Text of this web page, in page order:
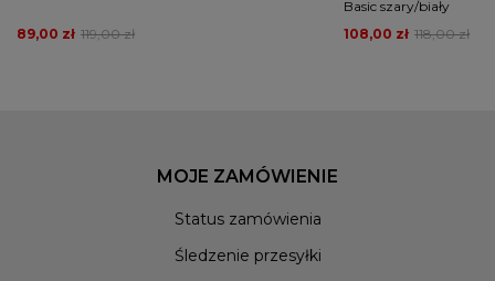
119,00 zł
89,00 zł
Basic szary/biały
118,00 zł
108,00 zł
MOJE ZAMÓWIENIE
Status zamówienia
Śledzenie przesyłki